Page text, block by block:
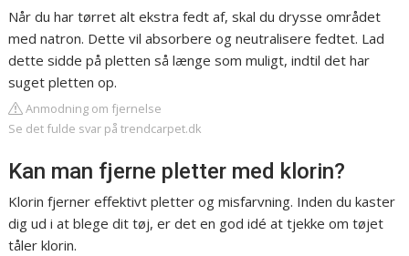
Når du har tørret alt ekstra fedt af, skal du drysse området
med natron. Dette vil absorbere og neutralisere fedtet. Lad
dette sidde på pletten så længe som muligt, indtil det har
suget pletten op.
Anmodning om fjernelse
Se det fulde svar på trendcarpet.dk
Kan man fjerne pletter med klorin?
Klorin fjerner effektivt pletter og misfarvning. Inden du kaster
dig ud i at blege dit tøj, er det en god idé at tjekke om tøjet
tåler klorin.